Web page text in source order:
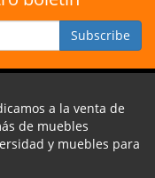
a la venta de
de muebles
y muebles para